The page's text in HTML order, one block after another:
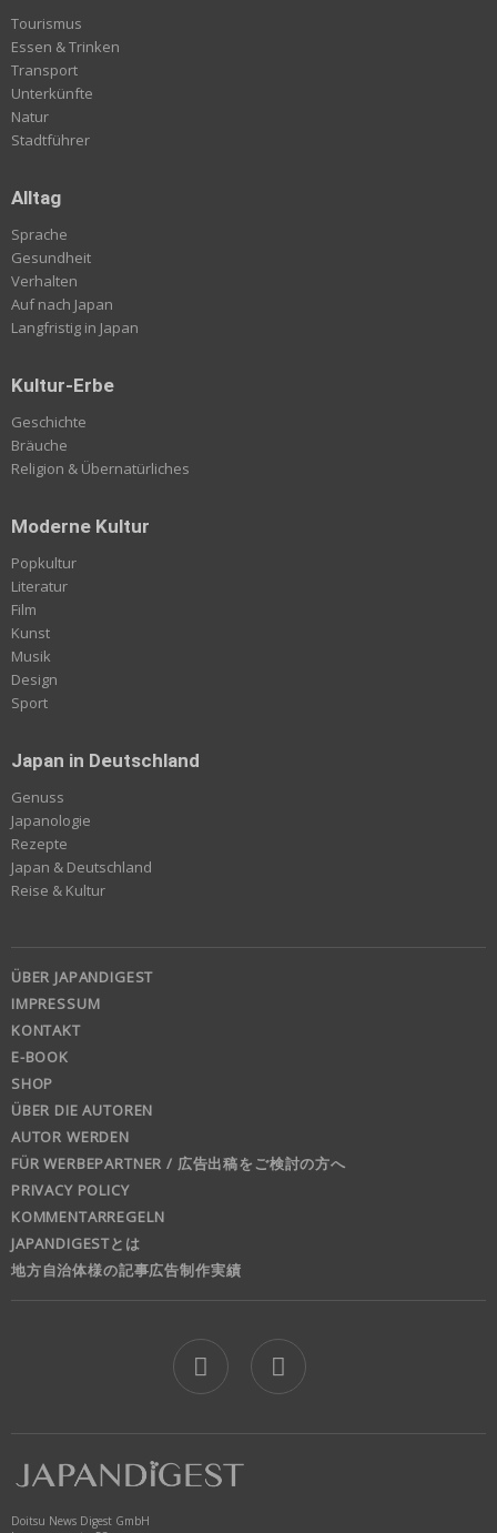
Tourismus
Essen & Trinken
Transport
Unterkünfte
Natur
Stadtführer
Alltag
Sprache
Gesundheit
Verhalten
Auf nach Japan
Langfristig in Japan
Kultur-Erbe
Geschichte
Bräuche
Religion & Übernatürliches
Moderne Kultur
Popkultur
Literatur
Film
Kunst
Musik
Design
Sport
Japan in Deutschland
Genuss
Japanologie
Rezepte
Japan & Deutschland
Reise & Kultur
ÜBER JAPANDIGEST
IMPRESSUM
KONTAKT
E-BOOK
SHOP
ÜBER DIE AUTOREN
AUTOR WERDEN
FÜR WERBEPARTNER / 広告出稿をご検討の方へ
PRIVACY POLICY
KOMMENTARREGELN
JAPANDIGESTとは
地方自治体様の記事広告制作実績
Doitsu News Digest GmbH